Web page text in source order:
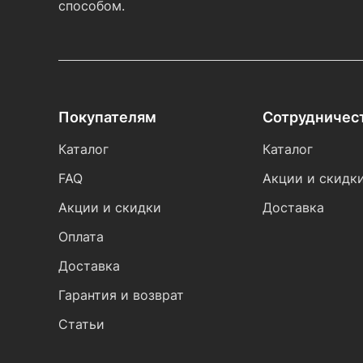
способом.
Покупателям
Каталог
FAQ
Акции и скидки
Оплата
Доставка
Гарантия и возврат
Статьи
Каталог
Акции и
Доставка